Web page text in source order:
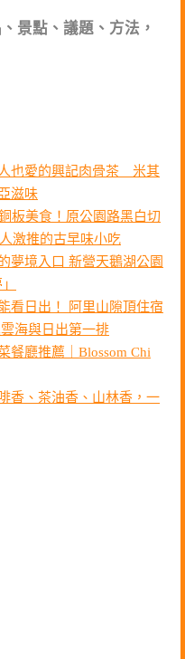
景點、議題、方法，
也愛的興記肉骨茶 米其
滋味
板美食！原公園路黑白切
激推的古早味小吃
夢境入口 新營天鵝湖公園
看日出！ 阿里山隙頂住宿
海與日出第一排
餐廳推薦｜Blossom Chi
香、茶油香、山林香，一